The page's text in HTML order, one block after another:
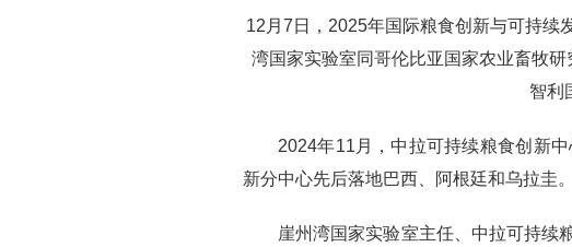
12月7日，2025年国际粮食创新与可持续
湾国家实验室同哥伦比亚国家农业畜牧
智利
2024年11月，中拉可持续粮食创新
新分中心先后落地巴西、阿根廷和乌拉圭。
崖州湾国家实验室主任、中拉可持续